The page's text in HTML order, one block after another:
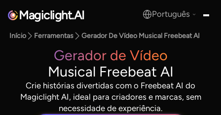
Magiclight.AI Português
Início Ferramentas Gerador De Vídeo Musical Freebeat AI
Gerador de Vídeo
Musical Freebeat AI
Crie histórias divertidas com o Freebeat AI do
Magiclight AI, ideal para criadores e marcas, sem
necessidade de experiência.